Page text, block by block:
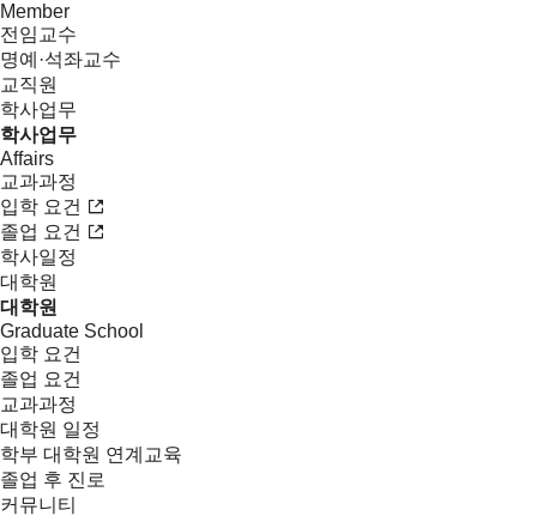
Member
전임교수
명예·석좌교수
교직원
학사업무
학사업무
Affairs
교과과정
입학 요건
졸업 요건
학사일정
대학원
대학원
Graduate School
입학 요건
졸업 요건
교과과정
대학원 일정
학부 대학원 연계교육
졸업 후 진로
커뮤니티